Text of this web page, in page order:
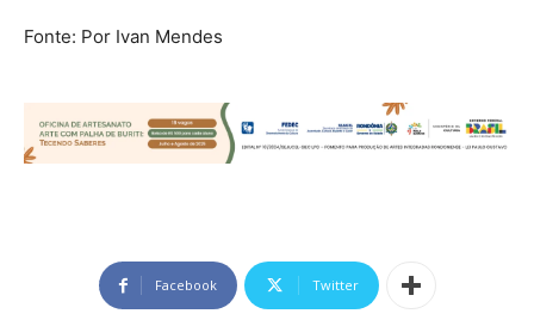
Fonte: Por Ivan Mendes
Facebook Twitter